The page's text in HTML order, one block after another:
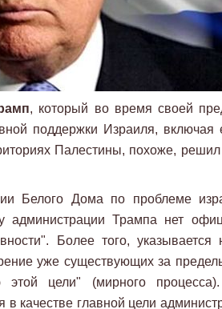
, который во время своей
поддержки Израиля, включая
Палестины, похоже, решил
Белого Дома по проблеме
администрации Трампа нет
Более того,
уже существующих за
этой цели" (мирного
в качестве главной цели